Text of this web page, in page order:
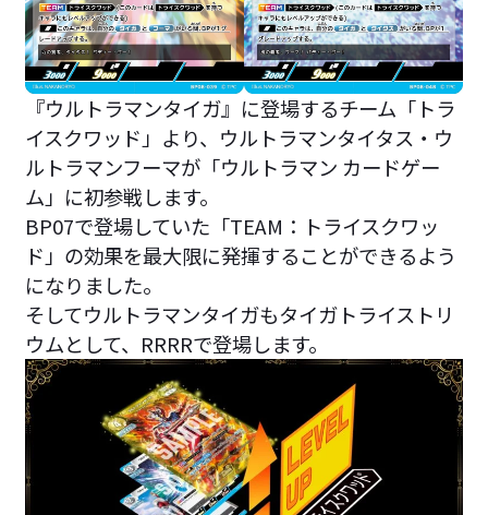
『ウルトラマンタイガ』に登場するチーム「トラ
イスクワッド」より、ウルトラマンタイタス・ウ
ルトラマンフーマが「ウルトラマン カードゲー
ム」に初参戦します。
BP07で登場していた「TEAM：トライスクワッ
ド」の効果を最大限に発揮することができるよう
になりました。
そしてウルトラマンタイガもタイガトライストリ
ウムとして、RRRRで登場します。